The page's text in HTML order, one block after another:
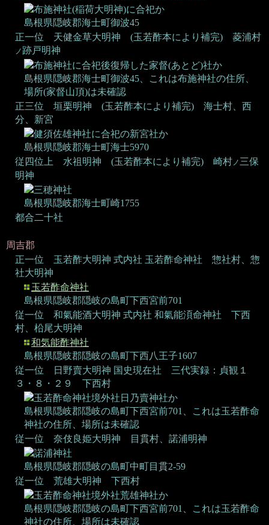
布施神社(稲荷大明神)に合祀か
島根県隠岐郡海士町御波45
正一位 天健金草大明神 (玉若酢本により補完)
菱浦村
ノ 跡戸明神
布施神社に合祀後復帰した家督(あとど)社か
島根県隠岐郡海士町御波45、これは布施神社の住所、
場所(家督山頂)は未確認
正三位 垣栗明神 (玉若酢本により補完)
海士村、西
分、新宮
健須佐雄神社に合祀の新宮社か
島根県隠岐郡海士町海士5970
従四位上 水祖明神 (玉若酢本により補完)
崎村 ノ 三保
明神
三穂神社
島根県隠岐郡海士町崎1755
都合二十社
周吉郡
正一位 玉若酢大明神 式内社 玉若酢命神社
惣社村、惣
社大明神
玉若酢命神社
島根県隠岐郡隠岐の島町下西宮前701
従一位 和氣能酒大明神 式内社 和氣能湏命神社
下西
村、柗尾大明神
和気能酢神社
島根県隠岐郡隠岐の島町下西八王子1607
従一位 日野賣大明神 国史現在社 三代実録：貞観１
３・８・２９
下西村
玉若酢命神社境外社日乃賣神社か
島根県隠岐郡隠岐の島町下西宮前701、これは玉若酢命
神社の住所、場所は未確認
従一位 奈伎良姫大明神
目貫村、諾浦明神
諾浦神社
島根県隠岐郡隠岐の島町中町目貫2-59
従一位 荒雄大明神
下西村
玉若酢命神社境外社荒雄神社か
島根県隠岐郡隠岐の島町下西宮前701、これは玉若酢命
神社の住所、場所は未確認